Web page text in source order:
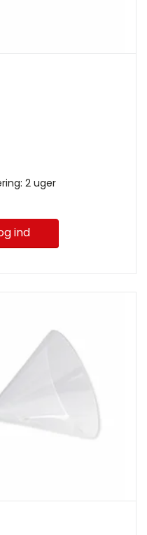
2 uger
ind